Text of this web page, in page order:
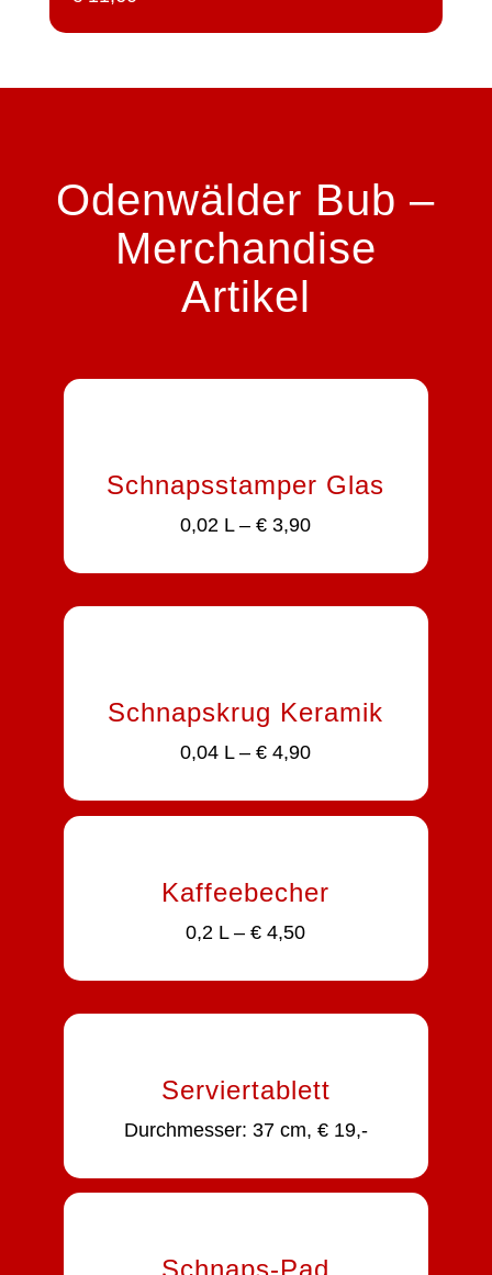
Odenwälder Bub –
Merchandise
Artikel
Schnapsstamper Glas
0,02 L – € 3,90
Schnapskrug Keramik
0,04 L – € 4,90
Kaffeebecher
0,2 L – € 4,50
Serviertablett
Durchmesser: 37 cm, € 19,-